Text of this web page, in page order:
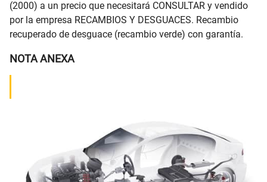
(2000) a un precio que necesitará CONSULTAR y vendido
por la empresa RECAMBIOS Y DESGUACES. Recambio
recuperado de desguace (recambio verde) con garantía.
NOTA ANEXA